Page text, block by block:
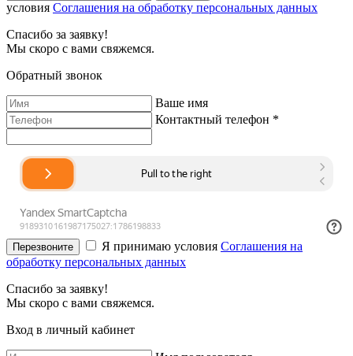
условия Соглашения на обработку персональных данных
Спасибо за заявку!
Мы скоро с вами свяжемся.
Обратный звонок
Ваше имя
Контактный телефон *
Перезвоните Я принимаю условия Соглашения на
обработку персональных данных
Спасибо за заявку!
Мы скоро с вами свяжемся.
Вход в личный кабинет